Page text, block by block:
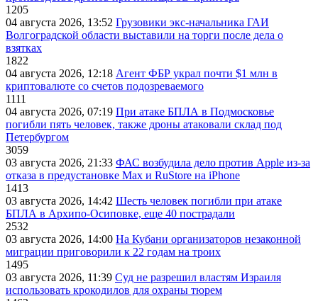
1205
04 августа 2026, 13:52 Грузовики экс-начальника ГАИ
Волгоградской области выставили на торги после дела о
взятках
1822
04 августа 2026, 12:18 Агент ФБР украл почти $1 млн в
криптовалюте со счетов подозреваемого
1111
04 августа 2026, 07:19 При атаке БПЛА в Подмосковье
погибли пять человек, также дроны атаковали склад под
Петербургом
3059
03 августа 2026, 21:33 ФАС возбудила дело против Apple из-за
отказа в предустановке Max и RuStore на iPhone
1413
03 августа 2026, 14:42 Шесть человек погибли при атаке
БПЛА в Архипо-Осиповке, еще 40 пострадали
2532
03 августа 2026, 14:00 На Кубани организаторов незаконной
миграции приговорили к 22 годам на троих
1495
03 августа 2026, 11:39 Суд не разрешил властям Израиля
использовать крокодилов для охраны тюрем